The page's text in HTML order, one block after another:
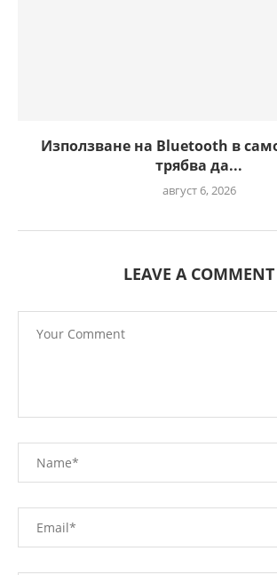
Използване на Bluetooth в
трябва да...
август 6, 2026
LEAVE A COMMENT